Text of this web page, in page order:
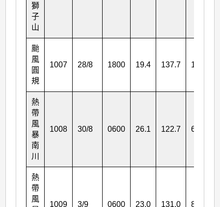
獅
子
山
颱
風
圓
規
1007 28/8 1800 19.4 137.7 145
熱
帶
風
暴
南
川
1008 30/8 0600 26.1 122.7 65
熱
帶
風
1009 3/9 0600 23.0 131.0 85